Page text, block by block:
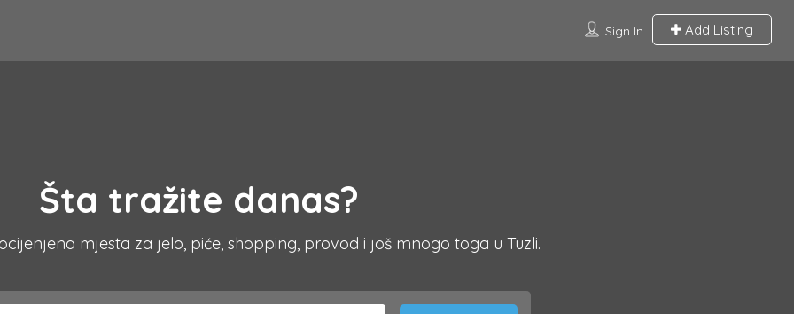
Sign In Add Listing
Šta tražite danas?
mjesta za jelo, piće, shopping, provod i još mnogo toga u Tuzli.